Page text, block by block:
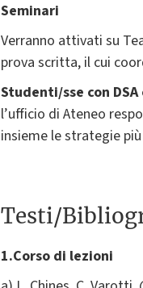
Seminari
Verranno attivati su
prova scritta, il cui
Studenti/sse con
l’ufficio di Ateneo
insieme le strategie
Testi/
1.Corso di lezioni